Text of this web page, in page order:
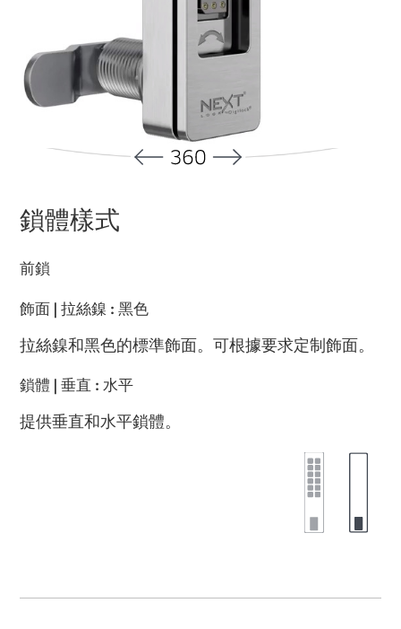
鎖體樣式
前鎖
飾面 |拉絲鎳 :黑色
拉絲鎳和黑色的標準飾面。可根據要求定制飾面。
鎖體 |垂直 : 水平
提供垂直和水平鎖體。